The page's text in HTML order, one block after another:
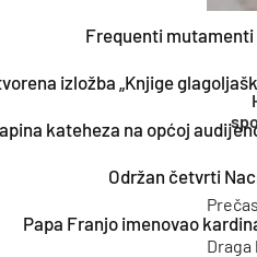
Frequenti
izložba „Knjige
kateheza na općoj
Održan četvrti
Papa Franjo imenovao